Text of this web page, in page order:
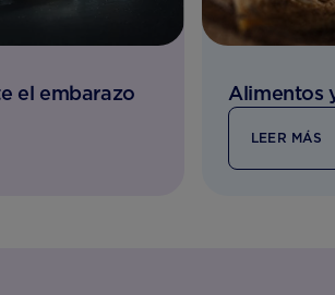
el embarazo Alimentos
LEER MÁS